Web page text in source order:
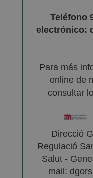
Teléfono
electrónico:
Para más
online de
consultar
Direcció
Regulació
Salut -
mail: